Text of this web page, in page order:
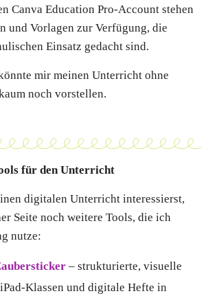
Canva Education Pro-Account stehen
und Vorlagen zur Verfügung, die
Einsatz gedacht sind.
mir meinen Unterricht ohne
noch vorstellen.
für den Unterricht
digitalen Unterricht interessierst,
Seite noch weitere Tools, die ich
nutze:
– strukturierte, visuelle
Klassen und digitale Hefte in